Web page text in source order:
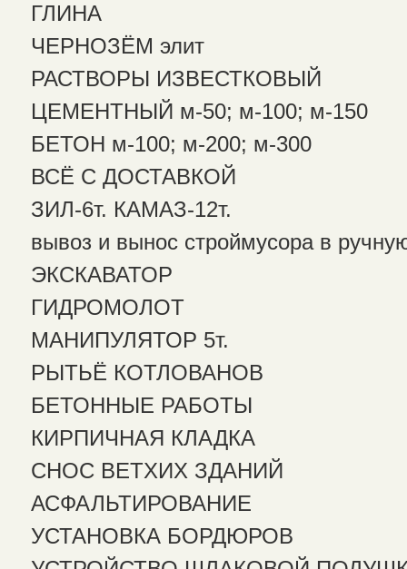
ГЛИНА
ЧЕРНОЗЁМ элит
РАСТВОРЫ ИЗВЕСТКОВЫЙ
ЦЕМЕНТНЫЙ м-50; м-100; м-150
БЕТОН м-100; м-200; м-300
ВСЁ С ДОСТАВКОЙ
ЗИЛ-6т. КАМАЗ-12т.
вывоз и вынос строймусора в
ЭКСКАВАТОР
ГИДРОМОЛОТ
МАНИПУЛЯТОР 5т.
РЫТЬЁ КОТЛОВАНОВ
БЕТОННЫЕ РАБОТЫ
КИРПИЧНАЯ КЛАДКА
СНОС ВЕТХИХ ЗДАНИЙ
АСФАЛЬТИРОВАНИЕ
УСТАНОВКА БОРДЮРОВ